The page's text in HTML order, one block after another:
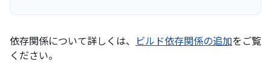
依存関係について詳しくは、 ビルド依存関係の追加をご覧
ください。